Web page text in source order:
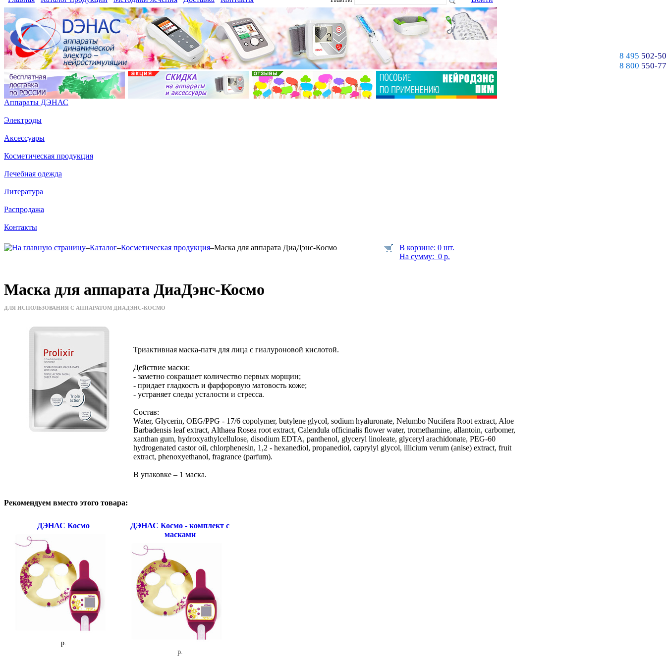
8 495 502-
8 800 550-
Аппараты ДЭНАС
Электроды
Аксессуары
Косметическая продукция
Лечебная одежда
Литература
Распродажа
Контакты
–Каталог–Косметическая продукция–Маска для аппарата ДиаДэнс-Космо
В корзине: 0 шт.
На сумму: 0 р.
Маска для аппарата ДиаДэнс-Космо
ДЛЯ ИСПОЛЬЗОВАНИЯ С АППАРАТОМ ДИАДЭНС-КОСМО
Триактивная маска-патч для лица с гиалуроновой кислотой.
Действие маски:
- заметно сокращает количество первых морщин;
- придает гладкость и фарфоровую матовость коже;
- устраняет следы усталости и стресса.
Cостав:
Water, Glycerin, OEG/PPG - 17/6 copolymer, butylene glycol, sodium hyaluronate, Nelumbo Nucifera Root extract, Aloe
Barbadensis leaf extract, Althaea Rosea root extract, Calendula officinalis flower water, tromethamine, allantoin, carbomer,
xanthan gum, hydroxyathylcellulose, disodium EDTA, panthenol, glyceryl linoleate, glyceryl arachidonate, PEG-60
hydrogenated castor oil, chlorphenesin, 1,2 - hexanediol, propanediol, caprylyl glycol, illicium verum (anise) extract, fruit
extract, phenoxyethanol, fragrance (parfum).
В упаковке – 1 маска.
Рекомендуем вместо этого товара:
ДЭНАС Космо
p.
ДЭНАС Космо - комплект с
масками
p.